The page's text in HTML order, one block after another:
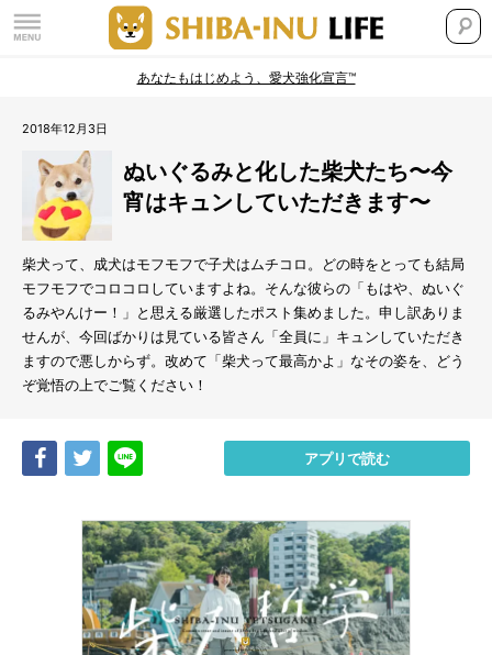
あなたもはじめよう、愛犬強化宣言™
2018年12月3日
ぬいぐるみと化した柴犬たち〜今
宵はキュンしていただきます〜
柴犬って、成犬はモフモフで子犬はムチコロ。どの時をとっても結局
モフモフでコロコロしていますよね。そんな彼らの「もはや、ぬいぐ
るみやんけー！」と思える厳選したポスト集めました。申し訳ありま
せんが、今回ばかりは見ている皆さん「全員に」キュンしていただき
ますので悪しからず。改めて「柴犬って最高かよ」なその姿を、どう
ぞ覚悟の上でご覧ください！
Share Tweet アプリで読む